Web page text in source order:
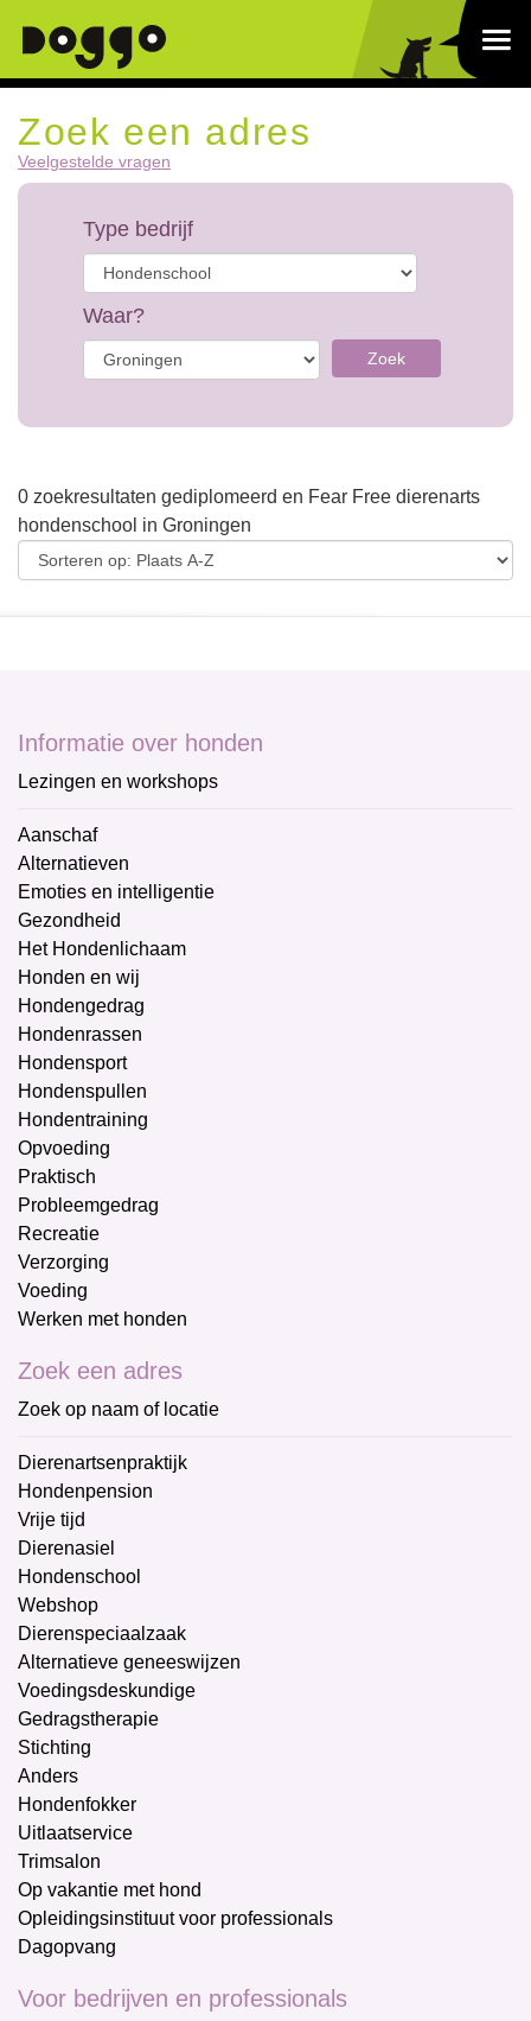
Zoek een adres
Veelgestelde vragen
Type bedrijf
Waar?
Zoek
0 zoekresultaten gediplomeerd en Fear Free dierenarts
hondenschool in Groningen
Informatie over honden
Lezingen en workshops
Aanschaf
Alternatieven
Emoties en intelligentie
Gezondheid
Het Hondenlichaam
Honden en wij
Hondengedrag
Hondenrassen
Hondensport
Hondenspullen
Hondentraining
Opvoeding
Praktisch
Probleemgedrag
Recreatie
Verzorging
Voeding
Werken met honden
Zoek een adres
Zoek op naam of locatie
Dierenartsenpraktijk
Hondenpension
Vrije tijd
Dierenasiel
Hondenschool
Webshop
Dierenspeciaalzaak
Alternatieve geneeswijzen
Voedingsdeskundige
Gedragstherapie
Stichting
Anders
Hondenfokker
Uitlaatservice
Trimsalon
Op vakantie met hond
Opleidingsinstituut voor professionals
Dagopvang
Voor bedrijven en professionals